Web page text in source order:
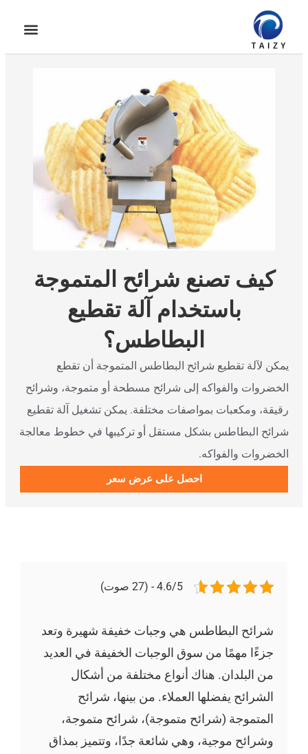
كيف تصنع شرائح المتموجة
باستخدام آلة تقطيع
البطاطس؟
يمكن لآلة تقطيع شرائح البطاطس المتموجة أن تقطع
الخضروات والفواكه إلى شرائح مسطحة أو متموجة، وشرائح
رقيقة، ومكعبات بمواصفات مختلفة. يمكن تشغيل آلة تقطيع
شرائح البطاطس بشكل مستقل أو تركيبها في خطوط معالجة
الخضروات والفواكه.
احصل على عرض سعر
4.6/5 - (27 صوت)
شرائح البطاطس هي وجبات خفيفة شهيرة وتعد
جزءًا مهمًا من سوق الوجبات الخفيفة في العديد
من البلدان. هناك أنواع مختلفة من أشكال
الشرائح يفضلها العملاء. من بينها، شرائح
المتموجة (شرائح متموجة)، شرائح متموجة،
وشرائح موجية، وهي شائعة جدًا، وتتميز بمذاق